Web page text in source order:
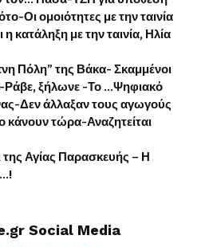
Οι ομοιότητες με την ταινία
η κατάληξη με την ταινία, Ηλία
Πόλη” της Βάκα- Σκαμμένοι
Ράβε, ξήλωνε -Το …Ψηφιακό
Δεν άλλαξαν τους αγωγούς
τώρα-Αναζητείται
της Αγίας Παρασκευής – Η
Social Media